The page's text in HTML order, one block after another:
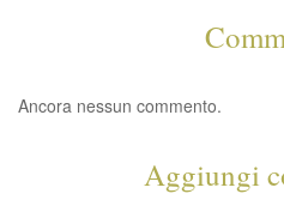
Ancora nessun commento.
Aggiungi